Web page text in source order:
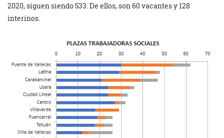
2020, siguen siendo 533. De ellos, son 60 vacantes y 128
interinos.